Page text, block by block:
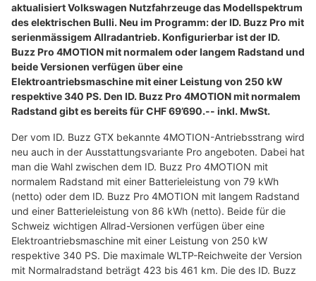
aktualisiert Volkswagen Nutzfahrzeuge das Modellspektrum
des elektrischen Bulli. Neu im Programm: der ID. Buzz Pro mit
serienmässigem Allradantrieb. Konfigurierbar ist der ID.
Buzz Pro 4MOTION mit normalem oder langem Radstand und
beide Versionen verfügen über eine
Elektroantriebsmaschine mit einer Leistung von 250 kW
respektive 340 PS. Den ID. Buzz Pro 4MOTION mit normalem
Radstand gibt es bereits für CHF 69’690.-- inkl. MwSt.
Der vom ID. Buzz GTX bekannte 4MOTION-Antriebsstrang wird
neu auch in der Ausstattungsvariante Pro angeboten. Dabei hat
man die Wahl zwischen dem ID. Buzz Pro 4MOTION mit
normalem Radstand mit einer Batterieleistung von 79 kWh
(netto) oder dem ID. Buzz Pro 4MOTION mit langem Radstand
und einer Batterieleistung von 86 kWh (netto). Beide für die
Schweiz wichtigen Allrad-Versionen verfügen über eine
Elektroantriebsmaschine mit einer Leistung von 250 kW
respektive 340 PS. Die maximale WLTP-Reichweite der Version
mit Normalradstand beträgt 423 bis 461 km. Die des ID. Buzz